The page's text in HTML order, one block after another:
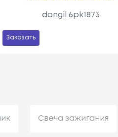
dongil 6pk1873
Заказать
Свеча зажигания